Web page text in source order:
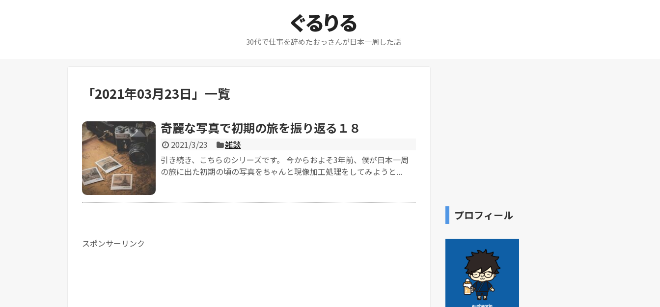
ぐるりる
30代で仕事を辞めたおっさんが日本一周した話
「2021年03月23日」 一覧
奇麗な写真で初期の旅を振り返る１８
2021/3/23
雑談
引き続き、こちらのシリーズです。 今からおよそ3年前、僕が日本一周
の旅に出た初期の頃の写真をちゃんと現像加工処理をしてみようと...
スポンサーリンク
プロフィール